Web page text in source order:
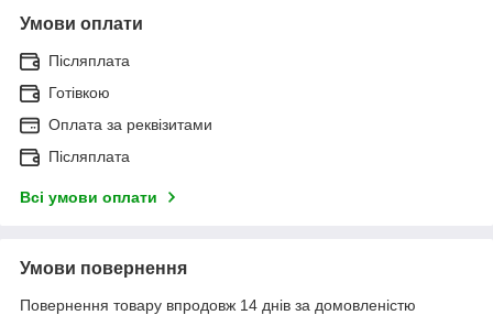
Умови оплати
Післяплата
Готівкою
Оплата за реквізитами
Післяплата
Всі умови оплати
Умови повернення
Повернення товару впродовж 14 днів за домовленістю